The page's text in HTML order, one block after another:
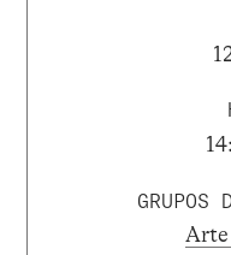
GRUPOS
Arte